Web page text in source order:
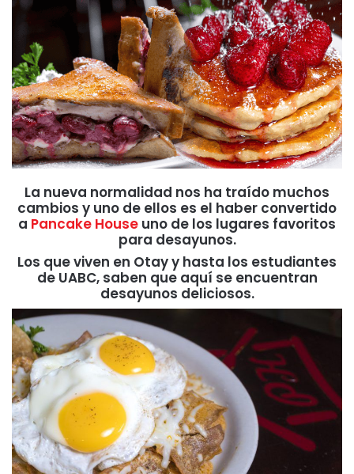
La nueva normalidad nos ha traído muchos
cambios y uno de ellos es el haber convertido
a Pancake House uno de los lugares favoritos
para desayunos.
Los que viven en Otay y hasta los estudiantes
de UABC, saben que aquí se encuentran
desayunos deliciosos.